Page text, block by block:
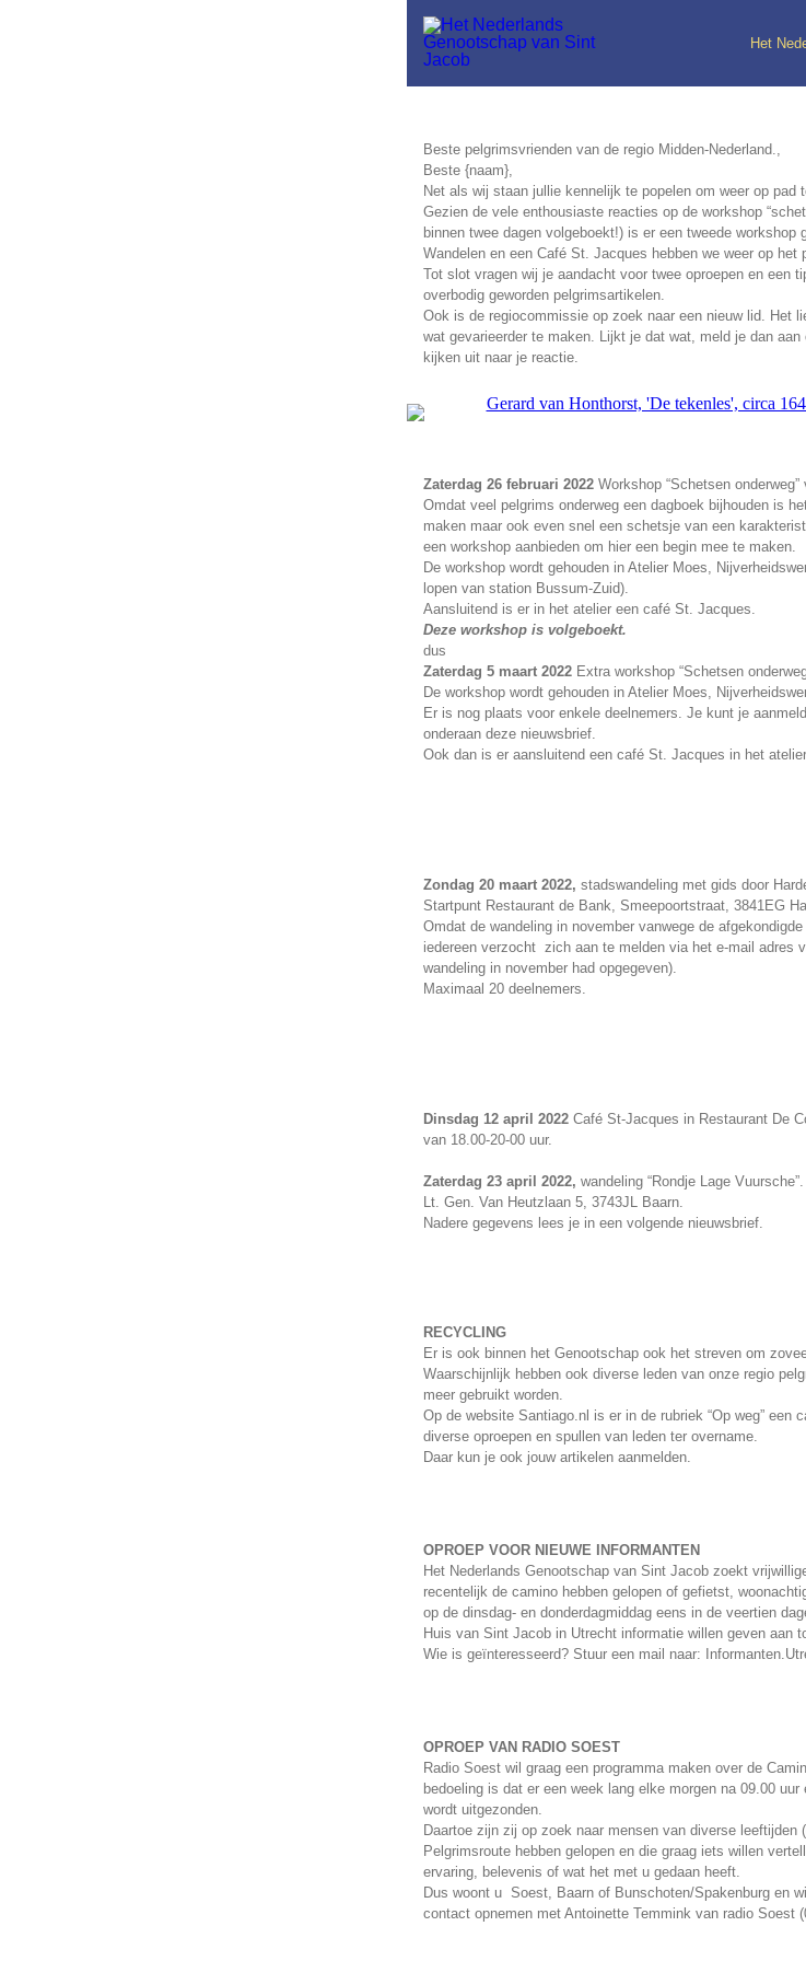
Het
Beste pelgrimsvrienden van de regio Midden-Nederland.,
Beste {naam},
Net als wij staan jullie kennelijk te popelen om weer op pad
Gezien de vele enthousiaste reacties op de workshop
binnen twee dagen volgeboekt!) is er een tweede workshop
Wandelen en een Café St. Jacques hebben we weer op het
Tot slot vragen wij je aandacht voor twee oproepen en een
overbodig geworden pelgrimsartikelen.
Ook is de regiocommissie op zoek naar een nieuw lid. Het
wat gevarieerder te maken. Lijkt je dat wat, meld je dan
kijken uit naar je reactie.
Zaterdag 26 februari 2022 Workshop “Schetsen
Omdat veel pelgrims onderweg een dagboek bijhouden is
maken maar ook even snel een schetsje van een
een workshop aanbieden om hier een begin mee te maken.
De workshop wordt gehouden in Atelier Moes,
lopen van station Bussum-Zuid).
Aansluitend is er in het atelier een café St. Jacques.
Deze workshop is volgeboekt.
dus
Zaterdag 5 maart 2022 Extra workshop “Schetsen
De workshop wordt gehouden in Atelier Moes,
Er is nog plaats voor enkele deelnemers. Je kunt je
onderaan deze nieuwsbrief.
Ook dan is er aansluitend een café St. Jacques in het
Zondag 20 maart 2022, stadswandeling met gids door
Startpunt Restaurant de Bank, Smeepoortstraat, 3841EG
Omdat de wandeling in november vanwege de
iedereen verzocht zich aan te melden via het e-mail adres
wandeling in november had opgegeven).
Maximaal 20 deelnemers.
Dinsdag 12 april 2022 Café St-Jacques in Restaurant De
van 18.00-20-00 uur.
Zaterdag 23 april 2022, wandeling “Rondje Lage
Lt. Gen. Van Heutzlaan 5, 3743JL Baarn.
Nadere gegevens lees je in een volgende nieuwsbrief.
RECYCLING
Er is ook binnen het Genootschap ook het streven om
Waarschijnlijk hebben ook diverse leden van onze regio
meer gebruikt worden.
Op de website Santiago.nl is er in de rubriek “Op weg” een
diverse oproepen en spullen van leden ter overname.
Daar kun je ook jouw artikelen aanmelden.
OPROEP VOOR NIEUWE INFORMANTEN
Het Nederlands Genootschap van Sint Jacob zoekt
recentelijk de camino hebben gelopen of gefietst,
op de dinsdag- en donderdagmiddag eens in de veertien
Huis van Sint Jacob in Utrecht informatie willen geven aan
Wie is geïnteresseerd? Stuur een mail naar:
OPROEP VAN RADIO SOEST
Radio Soest wil graag een programma maken over de
bedoeling is dat er een week lang elke morgen na 09.00
wordt uitgezonden.
Daartoe zijn zij op zoek naar mensen van diverse leeftijden
Pelgrimsroute hebben gelopen en die graag iets willen
ervaring, belevenis of wat het met u gedaan heeft.
Dus woont u Soest, Baarn of Bunschoten/Spakenburg en
contact opnemen met Antoinette Temmink van radio Soest